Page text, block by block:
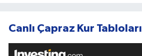
Canlı Çapraz Kur Tabloları